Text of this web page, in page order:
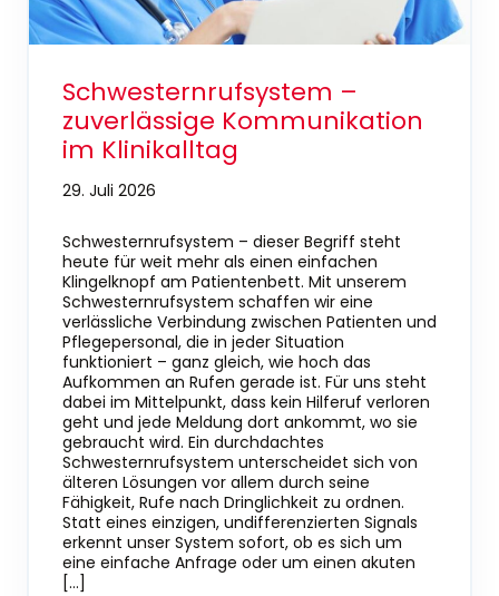
Schwesternrufsystem –
zuverlässige Kommunikation
im Klinikalltag
29. Juli 2026
Schwesternrufsystem – dieser Begriff steht
heute für weit mehr als einen einfachen
Klingelknopf am Patientenbett. Mit unserem
Schwesternrufsystem schaffen wir eine
verlässliche Verbindung zwischen Patienten und
Pflegepersonal, die in jeder Situation
funktioniert – ganz gleich, wie hoch das
Aufkommen an Rufen gerade ist. Für uns steht
dabei im Mittelpunkt, dass kein Hilferuf verloren
geht und jede Meldung dort ankommt, wo sie
gebraucht wird. Ein durchdachtes
Schwesternrufsystem unterscheidet sich von
älteren Lösungen vor allem durch seine
Fähigkeit, Rufe nach Dringlichkeit zu ordnen.
Statt eines einzigen, undifferenzierten Signals
erkennt unser System sofort, ob es sich um
eine einfache Anfrage oder um einen akuten
[…]